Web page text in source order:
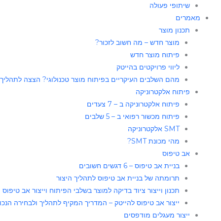
שיתופי פעולה
מאמרים
תכנון מוצר
מוצר חדש – מה חשוב לזכור?
פיתוח מוצר חדש
ליווי פרויקטים בהייטק
מהם השלבים העיקריים בפיתוח מוצר טכנולוגי? הצצה לתהליך
פיתוח אלקטרוניקה
פיתוח אלקטרוניקה ב – 7 צעדים
פיתוח מכשור רפואי ב – 5 שלבים
SMT אלקטרוניקה
מהי מכונת SMT?
אב טיפוס
בניית אב טיפוס – 6 דגשים חשובים
תרומתה של בניית אב טיפוס לתהליך היצור​
תכנון וייצור ציוד בדיקה למוצר בשלבי הפיתוח וייצור אב טיפוס
ייצור אב טיפוס להייטק – המדריך המקיף לתהליך ולבחירה
ייצור מעגלים מודפסים